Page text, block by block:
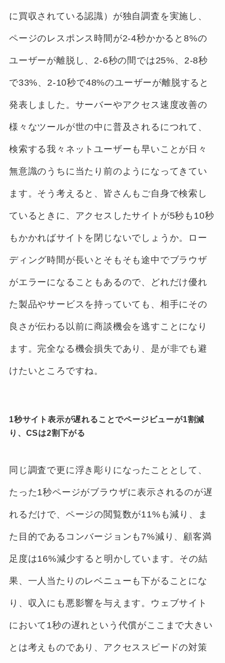
に買収されている認識）が独自調査を実施し、
ページのレスポンス時間が2-4秒かかると8%の
ユーザーが離脱し、2-6秒の間では25%、2-8秒
で33%、2-10秒で48%のユーザーが離脱すると
発表しました。サーバーやアクセス速度改善の
様々なツールが世の中に普及されるにつれて、
検索する我々ネットユーザーも早いことが日々
無意識のうちに当たり前のようになってきてい
ます。そう考えると、皆さんもご自身で検索し
ているときに、アクセスしたサイトが5秒も10秒
もかかればサイトを閉じないでしょうか。ロー
ディング時間が長いとそもそも途中でブラウザ
がエラーになることもあるので、どれだけ優れ
た製品やサービスを持っていても、相手にその
良さが伝わる以前に商談機会を逃すことになり
ます。完全なる機会損失であり、是が非でも避
けたいところですね。
1秒サイト表示が遅れることでページビューが1割減
り、CSは2割下がる
同じ調査で更に浮き彫りになったこととして、
たった1秒ページがブラウザに表示されるのが遅
れるだけで、ページの閲覧数が11%も減り、ま
た目的であるコンバージョンも7%減り、顧客満
足度は16%減少すると明かしています。その結
果、一人当たりのレベニューも下がることにな
り、収入にも悪影響を与えます。ウェブサイト
において1秒の遅れという代償がここまで大きい
とは考えものであり、アクセススピードの対策